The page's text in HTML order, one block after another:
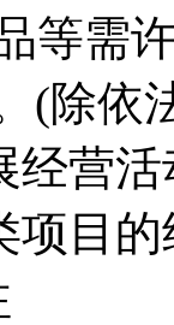
等需
(除依
经营
项目